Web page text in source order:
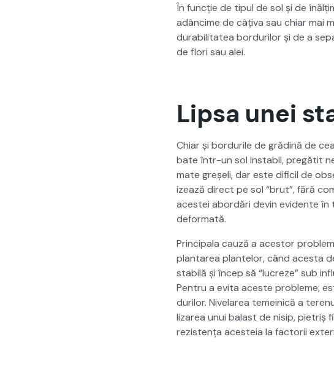
În funcție de tip­ul de sol și de
adâncime de câți­va sau chiar mai
dura­bil­i­tatea bor­durilor și de a
de flori sau alei.
Lipsa unei
Chiar și bor­durile de grăd­ină de
bate într-un sol insta­bil, pregătit
mate greșeli, dar este difi­cil de
izează direct pe sol “brut”, fără
aces­tei abor­dări devin evi­dente în
defor­mată.
Prin­ci­pala cauză a aces­tor
plantarea plantelor, când aces­ta
sta­bilă și încep să “lucreze” sub
Pen­tru a evi­ta aces­te prob­leme,
durilor. Nive­larea temeinică a
lizarea unui bal­ast de nisip,
rezis­tența aces­teia la fac­torii